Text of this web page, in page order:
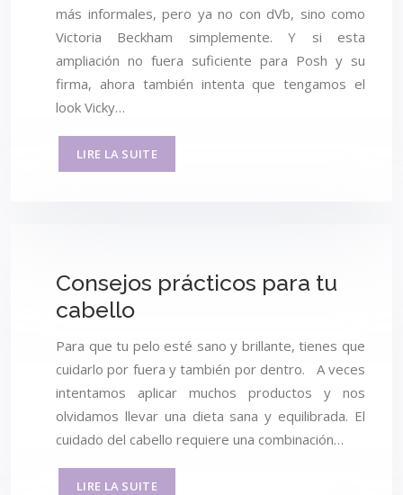
más informales, pero ya no con dVb, sino como
Victoria Beckham simplemente. Y si esta
ampliación no fuera suficiente para Posh y su
firma, ahora también intenta que tengamos el
look Vicky…
LIRE LA SUITE
Consejos prácticos para tu
cabello
Para que tu pelo esté sano y brillante, tienes que
cuidarlo por fuera y también por dentro. A veces
intentamos aplicar muchos productos y nos
olvidamos llevar una dieta sana y equilibrada. El
cuidado del cabello requiere una combinación…
LIRE LA SUITE